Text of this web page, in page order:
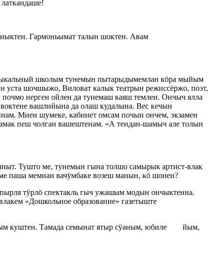
Гармоньымат талын шоктен. Авам
школым тунемын пытарыдымемлан кӧра мыйым
шочшыжо, Виловат калык театрын режиссёржо, поэт,
нерген ойлен да тунемаш каяш темлен. Ончыч ялла
вашлийына да олаш кудалына. Вес кечын
Миен шумеке, кабинет омсам почын ончем, экзамен
пеш чолган вашештенам. «А тендан-шамыч але толын
Тушто ме, тунемын гына толшо самырык артист-влак
паша мемнан вачӱмбаке возеш манын, кӧ шонен?
тӱрлӧ спектакль гыч ужашым модын ончыктенна.
«Дошкольное образование» газетыште
куштен. Тамада семынат ятыр сӱаным, юбиле йым,